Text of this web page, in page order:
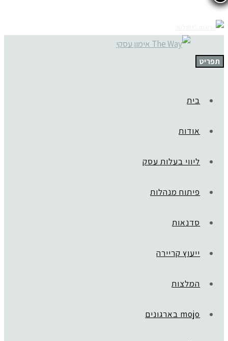
תפריט
בית
אודות
ליווי בעלות עסק
פיתוח מנהלות
סדנאות
ייעוץ קריירה
המלצות
mojo בארגונים